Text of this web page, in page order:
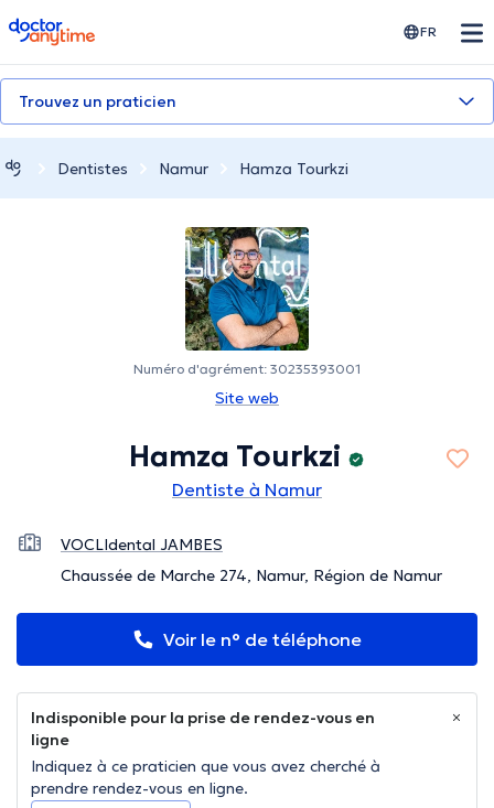
doctoranytime FR
Trouvez un praticien
Dentistes Namur Hamza Tourkzi
Numéro d'agrément: 30235393001
Site web
Hamza Tourkzi
Dentiste à Namur
VOCLIdental JAMBES
Chaussée de Marche 274, Namur, Région de Namur
Voir le n° de téléphone
Indisponible pour la prise de rendez-vous en
ligne
Indiquez à ce praticien que vous avez cherché à
prendre rendez-vous en ligne.